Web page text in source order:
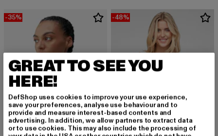
-35% -48%
GREAT TO SEE YOU
HERE!
DefShop uses cookies to improve your use experience,
save your preferences, analyse use behaviour and to
provide and measure interest-based contents and
advertising. In addition, we allow partners to extract data
or to use cookies. This may also include the processing of